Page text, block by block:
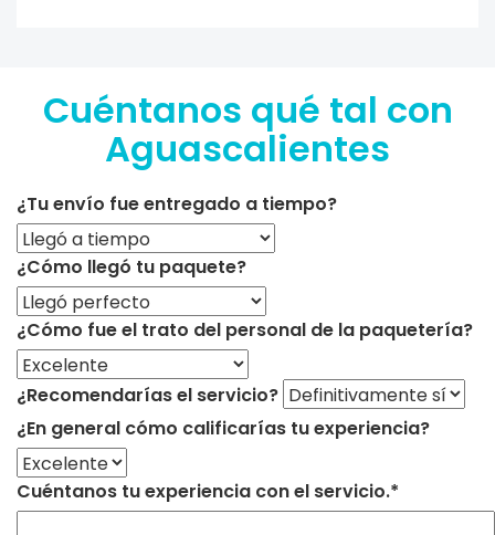
Cuéntanos qué tal con
Aguascalientes
¿Tu envío fue entregado a tiempo?
¿Cómo llegó tu paquete?
¿Cómo fue el trato del personal de la paquetería?
¿Recomendarías el servicio?
¿En general cómo calificarías tu experiencia?
Cuéntanos tu experiencia con el servicio.*